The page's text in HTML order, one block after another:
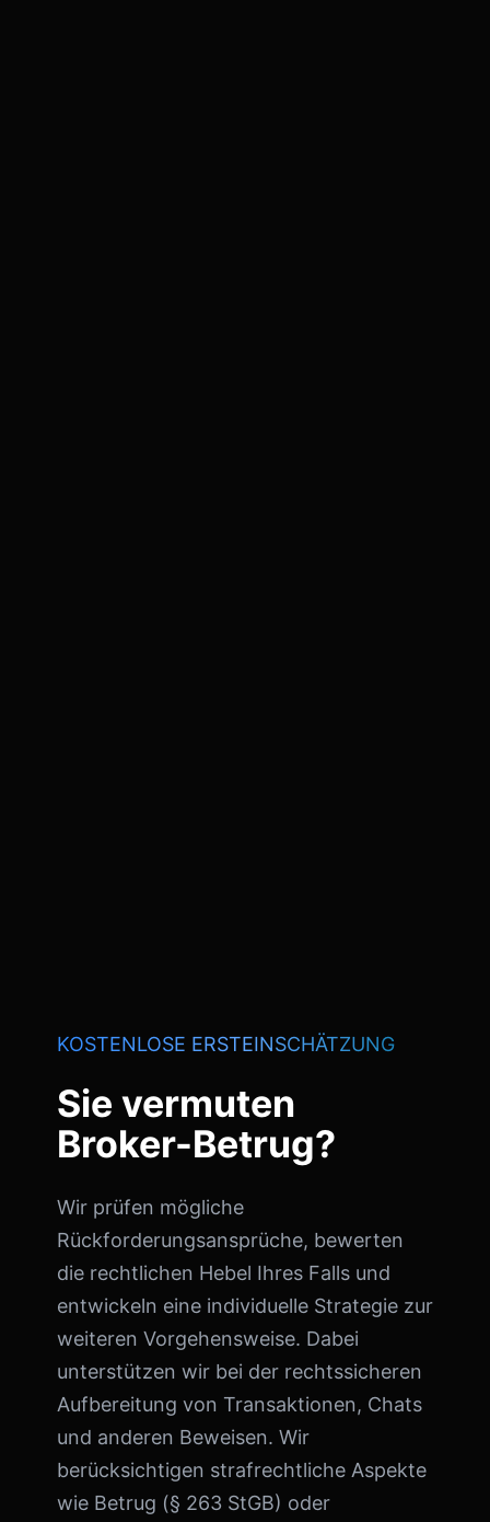
KOSTENLOSE ERSTEINSCHÄTZUNG
Sie vermuten
Broker-Betrug?
Wir prüfen mögliche
Rückforderungsansprüche, bewerten
die rechtlichen Hebel Ihres Falls und
entwickeln eine individuelle Strategie zur
weiteren Vorgehensweise. Dabei
unterstützen wir bei der rechtssicheren
Aufbereitung von Transaktionen, Chats
und anderen Beweisen. Wir
berücksichtigen strafrechtliche Aspekte
wie Betrug (§ 263 StGB) oder